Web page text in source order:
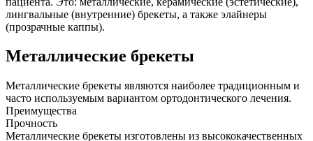
лингвальные (внутренние) брекеты, а также элайнеры
(прозрачные каппы).
Металлические брекеты
Металлические брекеты являются наиболее традиционным и
часто используемым вариантом ортодонтического лечения.
Преимущества
Прочность
Металлические брекеты изготовлены из высококачественных